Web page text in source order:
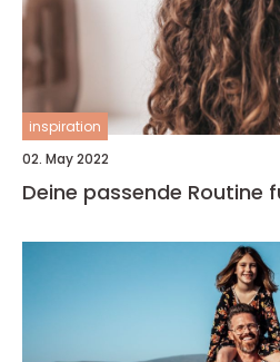
inspiration
02. May 2022
Deine passende Routine